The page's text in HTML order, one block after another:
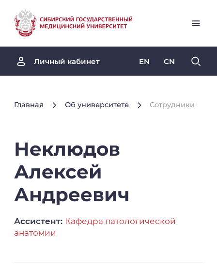
Личный кабинет EN CN
Главная Об университете Сотрудники
Неклюдов
Алексей
Андреевич
Ассистент: Кафедра патологической
анатомии